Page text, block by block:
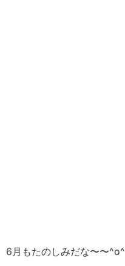
6月もたのしみだな〜〜^o^